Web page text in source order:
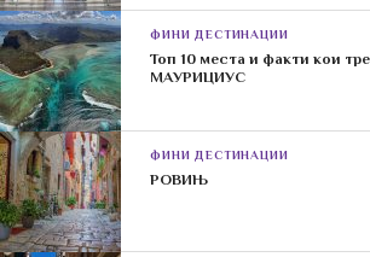
ФИНИ ДЕСТИНАЦИИ
Топ 10 места и факти кои
МАУРИЦИУС
ФИНИ ДЕСТИНАЦИИ
РОВИЊ